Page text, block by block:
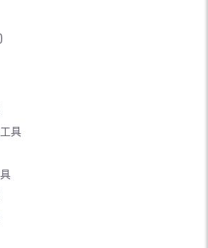
具